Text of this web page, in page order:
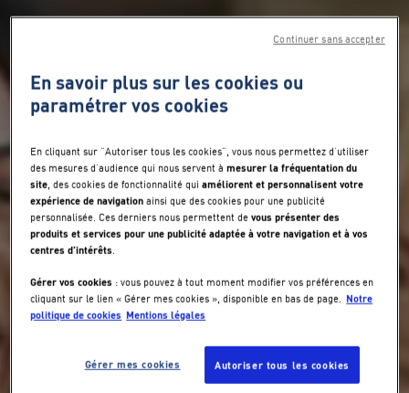
En savoir plus sur les cookies ou
paramétrer vos cookies
En cliquant sur "Autoriser tous les cookies", vous nous permettez d’utiliser
des mesures d’audience qui nous servent àmesurer la fréquentation du
site, des cookies de fonctionnalité quiaméliorent et personnalisent votre
expérience de navigation ainsi que des cookies pour une publicité
personnalisée. Ces derniers nous permettent devous présenter des
produits et services pour une publicité adaptée à votre navigation et à vos
centres d’intérêts.
Gérer vos cookies : vous pouvez à tout moment modifier vos préférences en
cliquant sur le lien « Gérer mes cookies », disponible en bas de page. Notre
politique de cookies Mentions légales
Gérer mes cookies Autoriser tous les cookies
Continuer sans accepter